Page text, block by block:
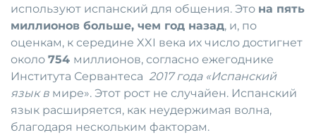
используют испанский для общения. Это на пять
миллионов больше, чем год назад, и, по
оценкам, к середине XXI века их число достигнет
около 754 миллионов, согласно ежегоднике
Института Сервантеса 2017 года «Испанский
язык в мире». Этот рост не случайен. Испанский
язык расширяется, как неудержимая волна,
благодаря нескольким факторам.